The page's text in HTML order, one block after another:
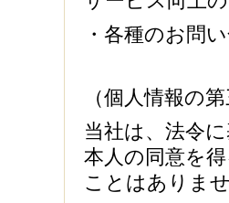
・各種のお問
（個人情報の
当社は、法令
本人の同意を
ことはありま